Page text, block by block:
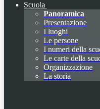
Scuola
Panoramica
Presentazione
I luoghi
Le persone
I numeri della
Le carte della
Organizzazione
La storia